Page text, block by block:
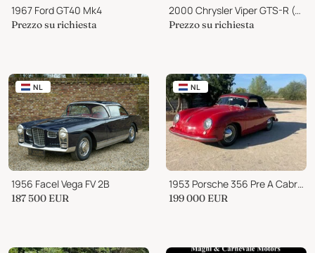
1967 Ford GT40 Mk4
Prezzo su richiesta
2000 Chrysler Viper GTS-R (GT1) Ex-Belmondo Racing 2xLe Mans
Prezzo su richiesta
NL
1956 Facel Vega FV 2B
187 500 EUR
NL
1953 Porsche 356 Pre A Cabriolet
199 000 EUR